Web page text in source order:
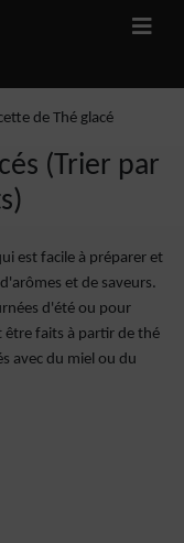
de Thé glacé
(Trier par
est facile à préparer et
et de saveurs.
d'été ou pour
être faits à partir de thé
avec du miel ou du